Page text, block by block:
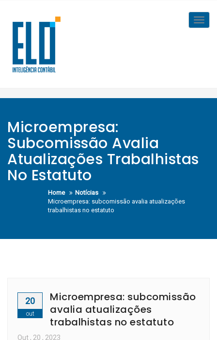
content
Microempresa:
Subcomissão Avalia
Atualizações Trabalhistas
No Estatuto
Home
Notícias
Microempresa: subcomissão avalia atualizações
trabalhistas no estatuto
20
out
Microempresa: subcomissão
avalia atualizações
trabalhistas no estatuto
Out , 20 , 2023